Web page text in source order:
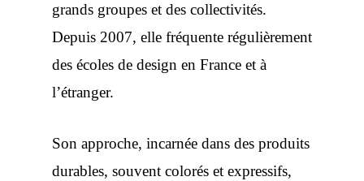
grands groupes et des collectivités.
Depuis 2007, elle fréquente régulièrement
des écoles de design en France et à
l’étranger.
Son approche, incarnée dans des produits
durables, souvent colorés et expressifs,